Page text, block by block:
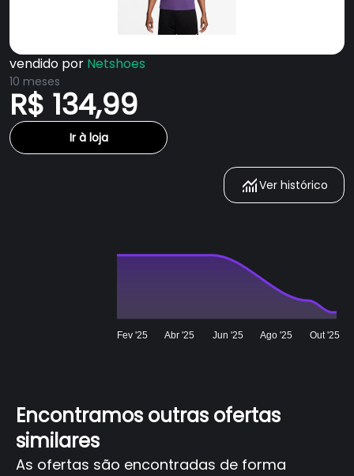
vendido por Netshoes
10 meses
R$ 134,99
Ir à loja
Ver histórico
Fev '25 Abr '25 Jun '25 Ago '25 Out '25
Encontramos outras ofertas
similares
As ofertas são encontradas de forma